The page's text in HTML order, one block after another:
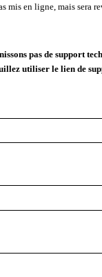
mis en ligne, mais sera
pas de support
utiliser le lien de